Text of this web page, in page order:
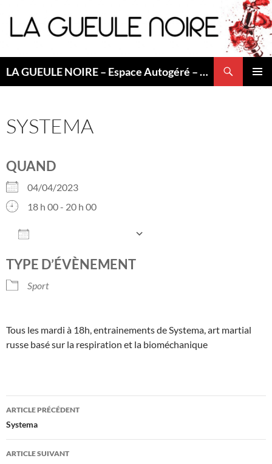
au
contenu
LA GUEULE NOIRE – Espace Autogéré – Saint Etienne
SYSTEMA
QUAND
04/04/2023
18 h 00 - 20 h 00
TYPE D’ÉVÈNEMENT
Sport
Tous les mardi à 18h, entrainements de Systema, art martial
russe basé sur la respiration et la bioméchanique
Navigation
des
articles
ARTICLE PRÉCÉDENT
Systema
ARTICLE SUIVANT